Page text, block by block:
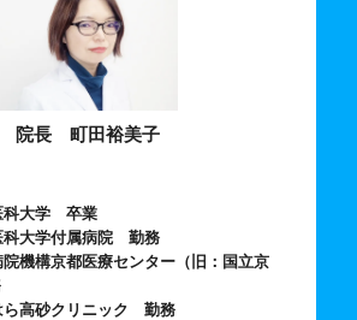
院長
科大学 卒業
大学付属病院 勤務
機構京都医療センター（旧：国立京
高砂クリニック 勤務